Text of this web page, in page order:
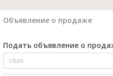
Объявление о продаже
Подать объявление о